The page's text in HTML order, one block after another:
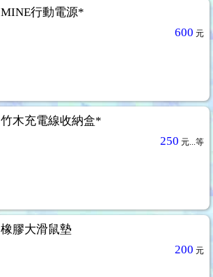
MINE行動電源*
600 元
竹木充電線收納盒*
250 元...等
橡膠大滑鼠墊
200 元